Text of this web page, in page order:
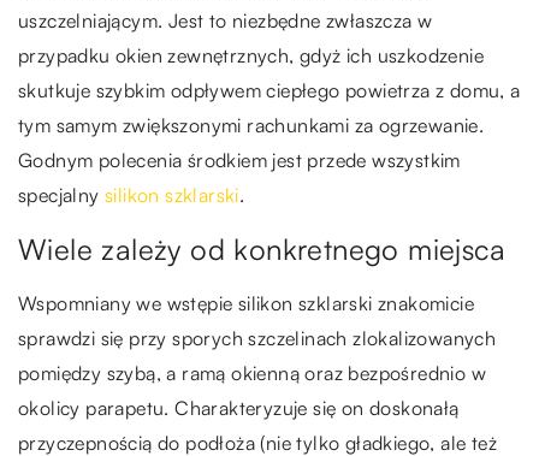
uszczelniającym. Jest to niezbędne zwłaszcza w
przypadku okien zewnętrznych, gdyż ich uszkodzenie
skutkuje szybkim odpływem ciepłego powietrza z domu, a
tym samym zwiększonymi rachunkami za ogrzewanie.
Godnym polecenia środkiem jest przede wszystkim
specjalnysilikon szklarski.
Wiele zależy od konkretnego miejsca
Wspomniany we wstępie silikon szklarski znakomicie
sprawdzi się przy sporych szczelinach zlokalizowanych
pomiędzy szybą, a ramą okienną oraz bezpośrednio w
okolicy parapetu. Charakteryzuje się on doskonałą
przyczepnością do podłoża (nie tylko gładkiego, ale też